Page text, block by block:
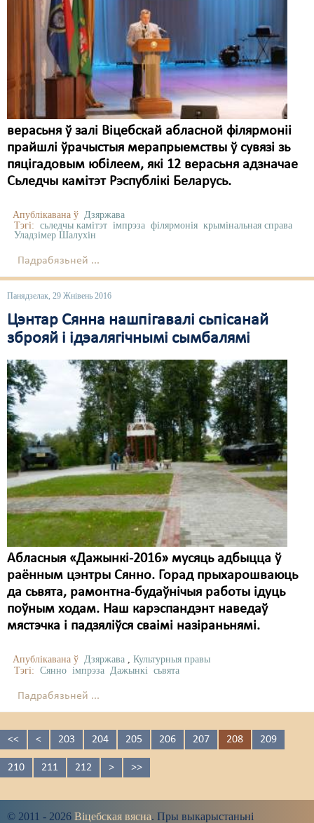
верасьня ў залі Віцебскай абласной філярмоніі
прайшлі ўрачыстыя мерапрыемствы ў сувязі зь
пяцігадовым юбілеем, які 12 верасьня адзначае
Сьледчы камітэт Рэспублікі Беларусь.
Апублікавана ў Дзяржава
Тэгі: сьледчы камітэт імпрэза філярмонія крымінальная справа
Уладзімер Шалухін
Падрабязьней ...
Панядзелак, 29 Жнівень 2016
Цэнтар Сянна нашпігавалі сьпісанай
зброяй і ідэалягічнымі сымбалямі
Абласныя «Дажынкі-2016» мусяць адбыцца ў
раённым цэнтры Сянно. Горад прыхарошваюць
да сьвята, рамонтна-будаўнічыя работы ідуць
поўным ходам. Наш карэспандэнт наведаў
мястэчка і падзяліўся сваімі назіраньнямі.
Апублікавана ў Дзяржава , Культурныя правы
Тэгі: Сянно імпрэза Дажынкі сьвята
Падрабязьней ...
<< < 203 204 205 206 207 208 209
210 211 212 > >>
© 2011 - 2026 Віцебская вясна. Пры выкарыстаньні